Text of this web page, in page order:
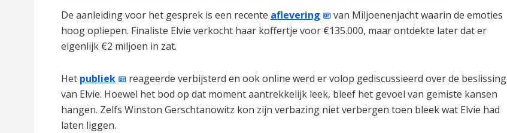
De aanleiding voor het gesprek is een recente aflevering
van Miljoenenjacht waarin de emoties
hoog opliepen. Finaliste Elvie verkocht haar koffertje voor €135.000, maar ontdekte later dat er
eigenlijk €2 miljoen in zat.
Het publiek
reageerde verbijsterd en ook online werd er volop gediscussieerd over de beslissing
van Elvie. Hoewel het bod op dat moment aantrekkelijk leek, bleef het gevoel van gemiste kansen
hangen. Zelfs Winston Gerschtanowitz kon zijn verbazing niet verbergen toen bleek wat Elvie had
laten liggen.